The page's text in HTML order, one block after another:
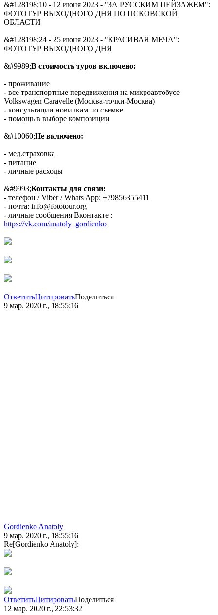
&#128198;10 - 12 июня 2023 - "ЗА РУССКИМ ПЕЙЗАЖЕМ":
ФОТОТУР ВЫХОДНОГО ДНЯ ПО ПСКОВСКОЙ
ОБЛАСТИ
&#128198;24 - 25 июня 2023 - "КРАСИВАЯ МЕЧА":
ФОТОТУР ВЫХОДНОГО ДНЯ
&#9989;В стоимость туров включено:
- проживание
- все транспортные передвижения на микроавтобусе
Volkswagen Caravelle (Москва-точки-Москва)
- консультации новичкам по съемке
- помощь в выборе композиции
&#10060;Не включено:
- мед.страховка
- питание
- личные расходы
&#9993;Контакты для связи:
- телефон / Viber / Whats App: +79856355411
- почта: info@fototour.org
- личные сообщения Вконтакте :
https://vk.com/anatoly_gordienko
ОтветитьЦитироватьПоделиться
9 мар. 2020 г., 18:55:16
Gordienko Anatoly
9 мар. 2020 г., 18:55:16
Re[Gordienko Anatoly]:
ОтветитьЦитироватьПоделиться
12 мар. 2020 г., 22:53:32